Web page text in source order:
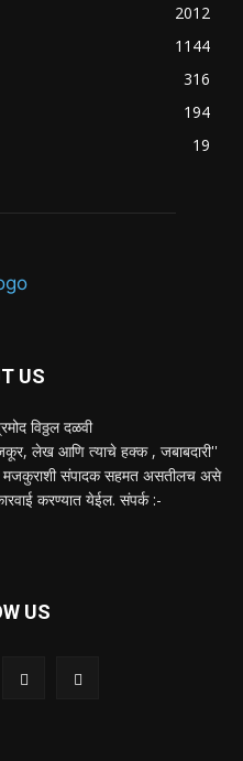
2012
1144
316
194
19
US
विठ्ठल दळवी
लेख आणि त्याचे हक्क , जबाबदारी''
मजकुराशी संपादक सहमत असतीलच असे
करण्यात येईल. संपर्क :-
US